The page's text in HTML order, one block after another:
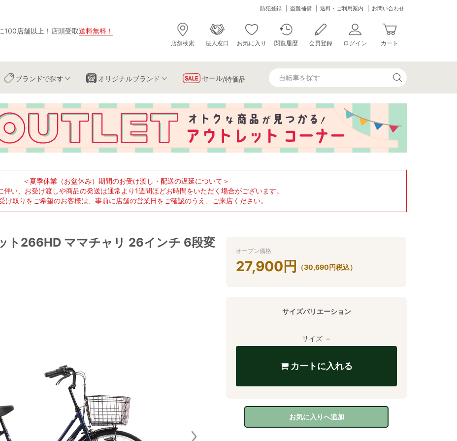
100店舗以上 ！ 店頭受取送料無料 ！
防犯登録 盗難補償 送料・ご利用案内 お問い合わせ
店舗検索 法人窓口 お気に入り 閲覧履歴 会員登録 ログイン カート
ブランドで探す オリジナルブランド セール/特価品
＜夏季休業（お盆休み）期間のお受け渡し・配送の遅延について＞
伴い、お受け渡しや商品の発送は通常より1週間ほどお時間をいただく場合がございます。
け取りをご希望のお客様は、事前に店舗の営業日をご確認のうえ、ご来店ください。
ト266HD ママチャリ 26インチ 6段変
オープン価格
27,900 円 （30,690円税込）
サイズバリエーション
サイズ －
カートに入れる
お気に入りへ追加